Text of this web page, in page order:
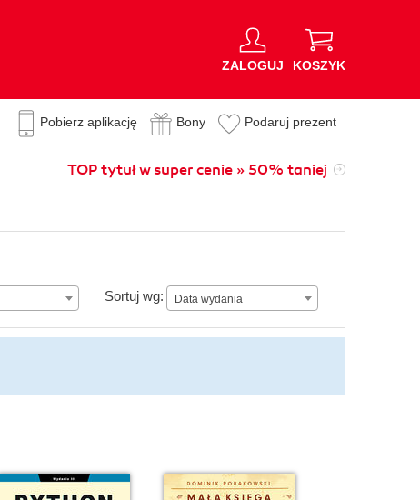
ZALOGUJ KOSZYK
Pobierz aplikację Bony Podaruj prezent
TOP tytuł w super cenie » 50% taniej
Sortuj wg: Data wydania
Data wydania